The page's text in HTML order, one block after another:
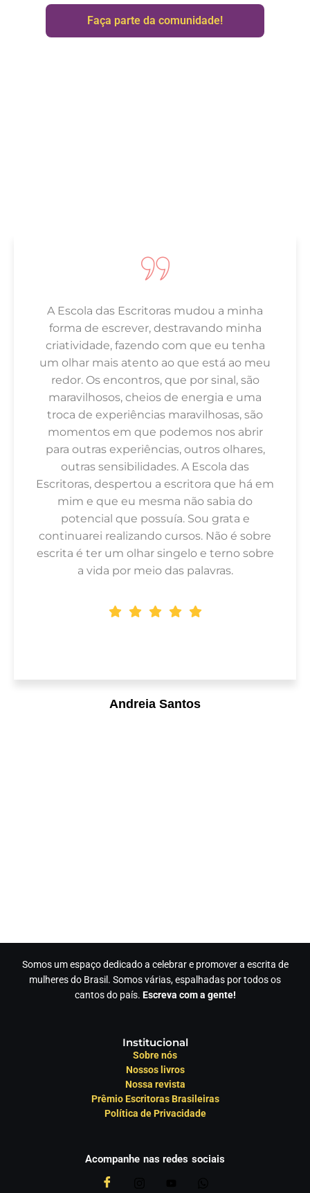
Faça parte da comunidade!
Andreia Santos
A Escola das Escritoras mudou a minha
forma de escrever, destravando minha
criatividade, fazendo com que eu tenha
um olhar mais atento ao que está ao meu
redor. Os encontros, que por sinal, são
maravilhosos, cheios de energia e uma
troca de experiências maravilhosas, são
momentos em que podemos nos abrir
para outras experiências, outros olhares,
outras sensibilidades. A Escola das
Escritoras, despertou a escritora que há em
mim e que eu mesma não sabia do
potencial que possuía. Sou grata e
continuarei realizando cursos. Não é sobre
escrita é ter um olhar singelo e terno sobre
a vida por meio das palavras.
Somos um espaço dedicado a celebrar e promover a escrita de
mulheres do Brasil. Somos várias, espalhadas por todos os
cantos do país. Escreva com a gente!
Institucional
Sobre nós
Nossos livros
Nossa revista
Prêmio Escritoras Brasileiras
Política de Privacidade
Acompanhe nas redes sociais